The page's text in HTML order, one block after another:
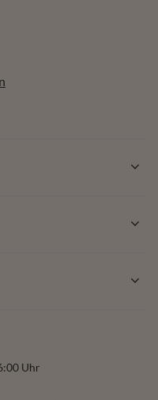
Uhr